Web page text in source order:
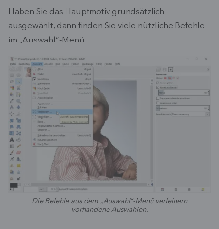
Haben Sie das Hauptmotiv grundsätzlich
ausgewählt, dann finden Sie viele nützliche Befehle
im „Auswahl“-Menü.
Die Befehle aus dem „Auswahl“-Menü verfeinern
vorhandene Auswahlen.